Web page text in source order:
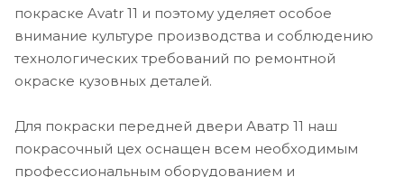
покраске Avatr 11 и поэтому уделяет особое
внимание культуре производства и соблюдению
технологических требований по ремонтной
окраске кузовных деталей.
Для покраски передней двери Аватр 11 наш
покрасочный цех оснащен всем необходимым
профессиональным оборудованием и